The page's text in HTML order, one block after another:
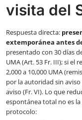
visita del
Respuesta directa:
extemporánea antes
presentado con 30 días
UMA (Art. 53 Fr. III); si el
2,000 a 10,000 UMA
por la autoridad sin aviso
aviso (Fr. VI). Lo que
espontánea total no es la
protocolo: